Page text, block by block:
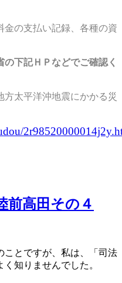
金の支払い記録、各種の資
下記ＨＰなどでご確認く
太平洋沖地震にかかる災
高田その４
ことですが、私は、「司法
知りませんでした。